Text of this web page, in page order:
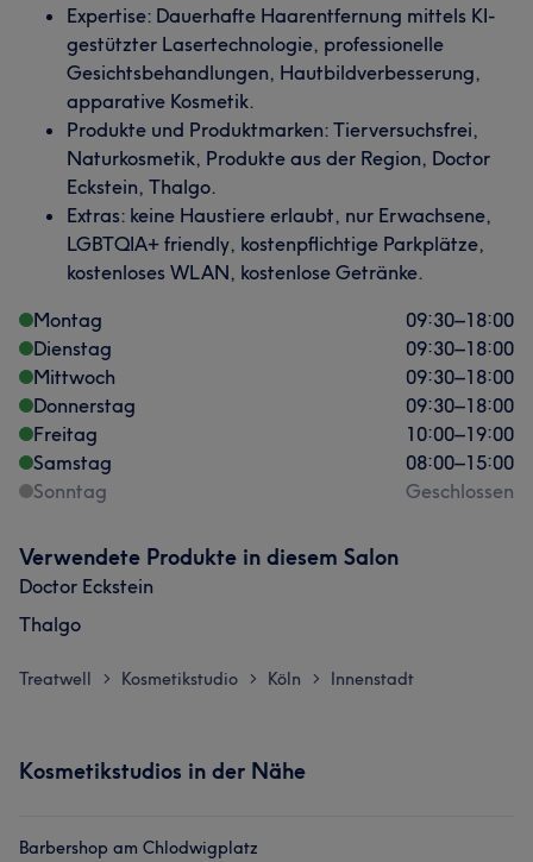
Expertise: Dauerhafte Haarentfernung mittels KI-
gestützter Lasertechnologie, professionelle
Gesichtsbehandlungen, Hautbildverbesserung,
apparative Kosmetik.
Produkte und Produktmarken: Tierversuchsfrei,
Naturkosmetik, Produkte aus der Region, Doctor
Eckstein, Thalgo.
Extras: keine Haustiere erlaubt, nur Erwachsene,
LGBTQIA+ friendly, kostenpflichtige Parkplätze,
kostenloses WLAN, kostenlose Getränke.
Montag
09:30–18:00
Dienstag
09:30–18:00
Mittwoch
09:30–18:00
Donnerstag
09:30–18:00
Freitag
10:00–19:00
Samstag
08:00–15:00
Sonntag
Geschlossen
Verwendete Produkte in diesem Salon
Doctor Eckstein
Thalgo
Treatwell > Kosmetikstudio > Köln > Innenstadt
Kosmetikstudios in der Nähe
Barbershop am Chlodwigplatz